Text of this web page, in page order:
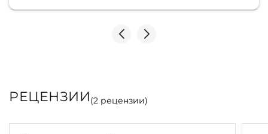
РЕЦЕНЗИИ(2 рецензии)